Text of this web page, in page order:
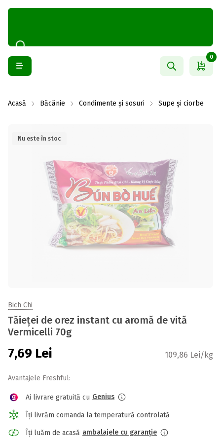
0
Acasă Băcănie Condimente și sosuri Supe și ciorbe
Nu este în stoc
Bich Chi
Tăieței de orez instant cu aromă de vită
Vermicelli 70g
7,69 Lei 109,86 Lei/kg
Avantajele Freshful:
Ai livrare gratuită cu Genius
Îți livrăm comanda la temperatură controlată
Îți luăm de acasă ambalajele cu garanție